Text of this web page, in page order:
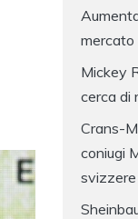
mercato
Mickey
cerca di
Crans-
coniugi
svizzere